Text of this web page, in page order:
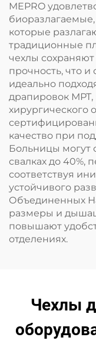
MEPRO
которые
традиционные
чехлы сохраняют
прочность, что
идеально
драпировок МРТ,
хирургического
качество при
Больницы могут
свалках до 40%,
соответствуя
устойчивого
Объединенных
размеры и
повышают
отделениях.
Чехлы